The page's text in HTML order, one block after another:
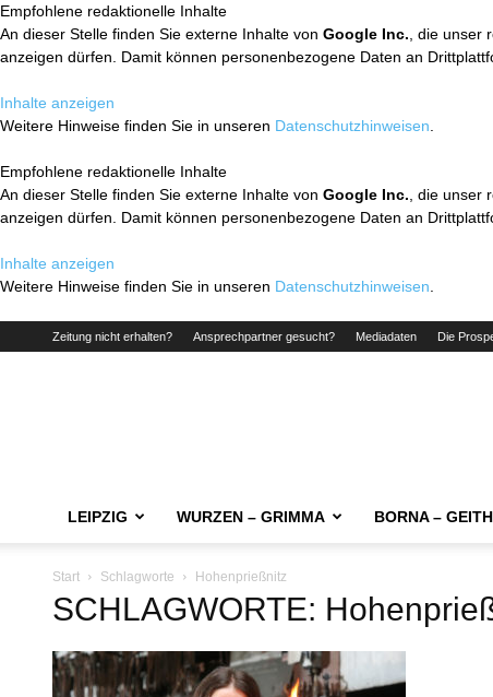
Empfohlene redaktionelle Inhalte
An dieser Stelle finden Sie externe Inhalte von Google Inc. , die
anzeigen dürfen. Damit können personenbezogene Daten an
Inhalte anzeigen
Weitere Hinweise finden Sie in unseren Datenschutzhinweisen
Empfohlene redaktionelle Inhalte
An dieser Stelle finden Sie externe Inhalte von Google Inc. , die
anzeigen dürfen. Damit können personenbezogene Daten an
Inhalte anzeigen
Weitere Hinweise finden Sie in unseren Datenschutzhinweisen
Zeitung nicht erhalten? Ansprechpartner gesucht? Mediadaten Die
LEIPZIG WURZEN – GRIMMA BORNA –
Start Schlagworte Hohenprießnitz
SCHLAGWORTE: